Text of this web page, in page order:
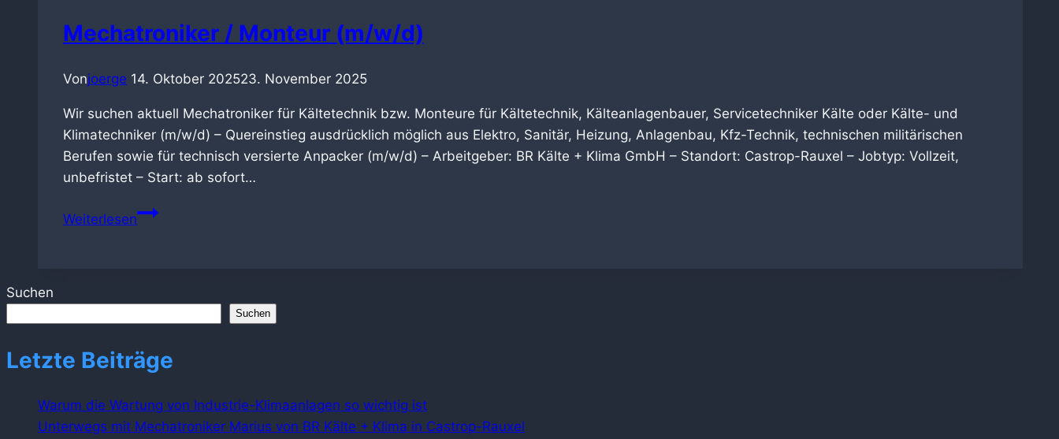
Mechatroniker / Monteur (m/w/d)
Vonjoerge 14. Oktober 202523. November 2025
Wir suchen aktuell Mechatroniker für Kältetechnik bzw. Monteure für Kältetechnik, Kälteanlagenbauer, Servicetechniker Kälte oder Kälte- und
Klimatechniker (m/w/d) – Quereinstieg ausdrücklich möglich aus Elektro, Sanitär, Heizung, Anlagenbau, Kfz-Technik, technischen militärischen
Berufen sowie für technisch versierte Anpacker (m/w/d) – Arbeitgeber: BR Kälte + Klima GmbH – Standort: Castrop-Rauxel – Jobtyp: Vollzeit,
unbefristet – Start: ab sofort…
WeiterlesenMechatroniker
Suchen
Suchen
Letzte Beiträge
Warum die Wartung von Industrie-Klimaanlagen so wichtig ist
Unterwegs mit Mechatroniker Marius von BR Kälte + Klima in Castrop-Rauxel